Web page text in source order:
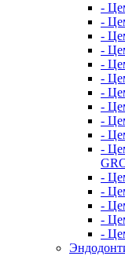
-
-
-
-
-
-
-
-
-
-
-
-
-
-
-
-